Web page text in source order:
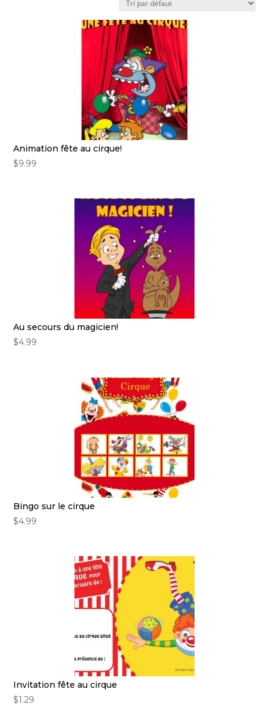
Animation fête au cirque!
$9.99
Au secours du magicien!
$4.99
Bingo sur le cirque
$4.99
Invitation fête au cirque
$1.29